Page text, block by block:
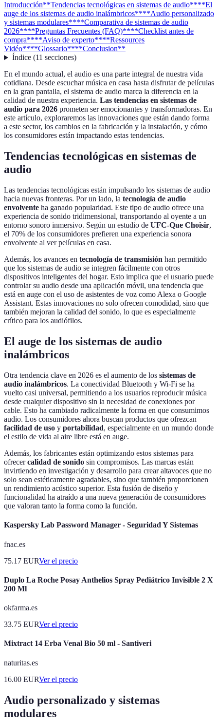
Introducción**Tendencias tecnológicas en sistemas de audio****El
auge de los sistemas de audio inalámbricos****Audio personalizado
y sistemas modulares****Comparativa de sistemas de audio
2026****Preguntas Frecuentes (FAQ)****Checklist antes de
compra****Aviso de experto****Ressources
Vidéo****Glossario****Conclusion**
Índice(11 secciones)
En el mundo actual, el audio es una parte integral de nuestra vida
cotidiana. Desde escuchar música en casa hasta disfrutar de películas
en la gran pantalla, el sistema de audio marca la diferencia en la
calidad de nuestra experiencia. Las tendencias en sistemas de
audio para 2026 prometen ser emocionantes y transformadoras. En
este artículo, exploraremos las innovaciones que están dando forma
a este sector, los cambios en la fabricación y la instalación, y cómo
los consumidores están impactando estas tendencias.
Tendencias tecnológicas en sistemas de
audio
Las tendencias tecnológicas están impulsando los sistemas de audio
hacia nuevas fronteras. Por un lado, la tecnología de audio
envolvente ha ganado popularidad. Este tipo de audio ofrece una
experiencia de sonido tridimensional, transportando al oyente a un
entorno sonoro inmersivo. Según un estudio de UFC-Que Choisir,
el 70% de los consumidores prefieren una experiencia sonora
envolvente al ver películas en casa.
Además, los avances en tecnología de transmisión han permitido
que los sistemas de audio se integren fácilmente con otros
dispositivos inteligentes del hogar. Esto implica que el usuario puede
controlar su audio desde una aplicación móvil, una tendencia que
está en auge con el uso de asistentes de voz como Alexa o Google
Assistant. Estas innovaciones no solo ofrecen comodidad, sino que
también mejoran la calidad del sonido, lo que es especialmente
crítico para los audiófilos.
El auge de los sistemas de audio
inalámbricos
Otra tendencia clave en 2026 es el aumento de los sistemas de
audio inalámbricos. La conectividad Bluetooth y Wi-Fi se ha
vuelto casi universal, permitiendo a los usuarios reproducir música
desde cualquier dispositivo sin la necesidad de conexiones por
cable. Esto ha cambiado radicalmente la forma en que consumimos
audio. Los consumidores ahora buscan productos que ofrezcan
facilidad de uso y portabilidad, especialmente en un mundo donde
el estilo de vida al aire libre está en auge.
Además, los fabricantes están optimizando estos sistemas para
ofrecercalidad de sonido sin compromisos. Las marcas están
invirtiendo en investigación y desarrollo para crear altavoces que no
solo sean estéticamente agradables, sino que también proporcionen
un rendimiento acústico superior. Esta fusión de diseño y
funcionalidad ha atraído a una nueva generación de consumidores
que valoran tanto la forma como la función.
Kaspersky Lab Password Manager - Seguridad Y Sistemas
fnac.es
75.17 EURVer el precio
Duplo La Roche Posay Anthelios Spray Pediátrico Invisible 2 X
200 Ml
okfarma.es
33.75 EURVer el precio
Mixtract 14 Erba Venal Bio 50 ml - Santiveri
naturitas.es
16.00 EURVer el precio
Audio personalizado y sistemas
modulares